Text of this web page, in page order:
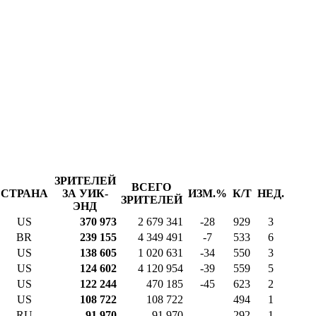
СТРАНА
ЗРИТЕЛЕЙ
ЗА УИК-
ЭНД
ВСЕГО
ЗРИТЕЛЕЙ
ИЗМ.% К/Т НЕД.
US 370 973 2 679 341 -28 929
3
BR 239 155 4 349 491 -7 533
6
US 138 605 1 020 631 -34 550
3
US 124 602 4 120 954 -39 559
5
US 122 244 470 185 -45 623
2
US 108 722 108 722 494
1